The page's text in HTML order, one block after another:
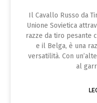
Il Cavallo Russo da
Unione Sovietica
razze da tiro pesante
e il Belga, è una
versatilità. Con
al